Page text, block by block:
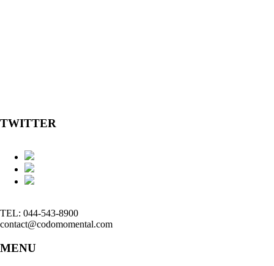
TWITTER
TEL: 044-543-8900
contact@codomomental.com
MENU